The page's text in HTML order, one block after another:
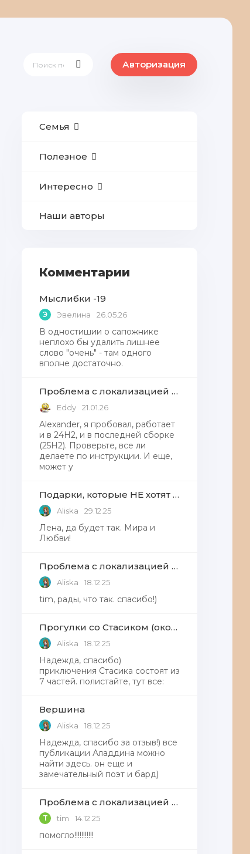
Авторизация
Семья
Полезное
Интересно
Наши авторы
Комментарии
Мыслибки -19
Э Эвелина 26.05.26
В одностишии о сапожнике
неплохо бы удалить лишнее
слово "очень" - там одного
вполне достаточно.
Проблема с локализацией языков Windows Defender, Microsoft Store в Windows 11
Eddy 21.01.26
Alexander, я пробовал, работает
и в 24H2, и в последней сборке
(25H2). Проверьте, все ли
делаете по инструкции. И еще,
может у
Подарки, которые НЕ хотят получать от Деда Мороза
Aliska 29.12.25
Лена, да будет так. Мира и
Любви!
Проблема с локализацией языков Windows Defender, Microsoft Store в Windows 11
Aliska 18.12.25
tim, рады, что так. спасибо!)
Прогулки со Стасиком (окончание)
Aliska 18.12.25
Надежда, спасибо)
приключения Стасика состоят из
7 частей. полистайте, тут все:
Вершина
Aliska 18.12.25
Надежда, cпасибо за отзыв!) все
публикации Аладдина можно
найти здесь. он еще и
замечательный поэт и бард)
Проблема с локализацией языков Windows Defender, Microsoft Store в Windows 11
T tim 14.12.25
помогло!!!!!!!!!!!